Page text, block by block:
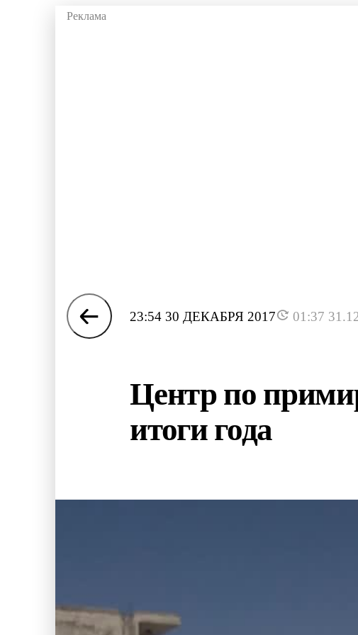
23:54 30 ДЕКАБРЯ 2017 01:37
Центр по
итоги года